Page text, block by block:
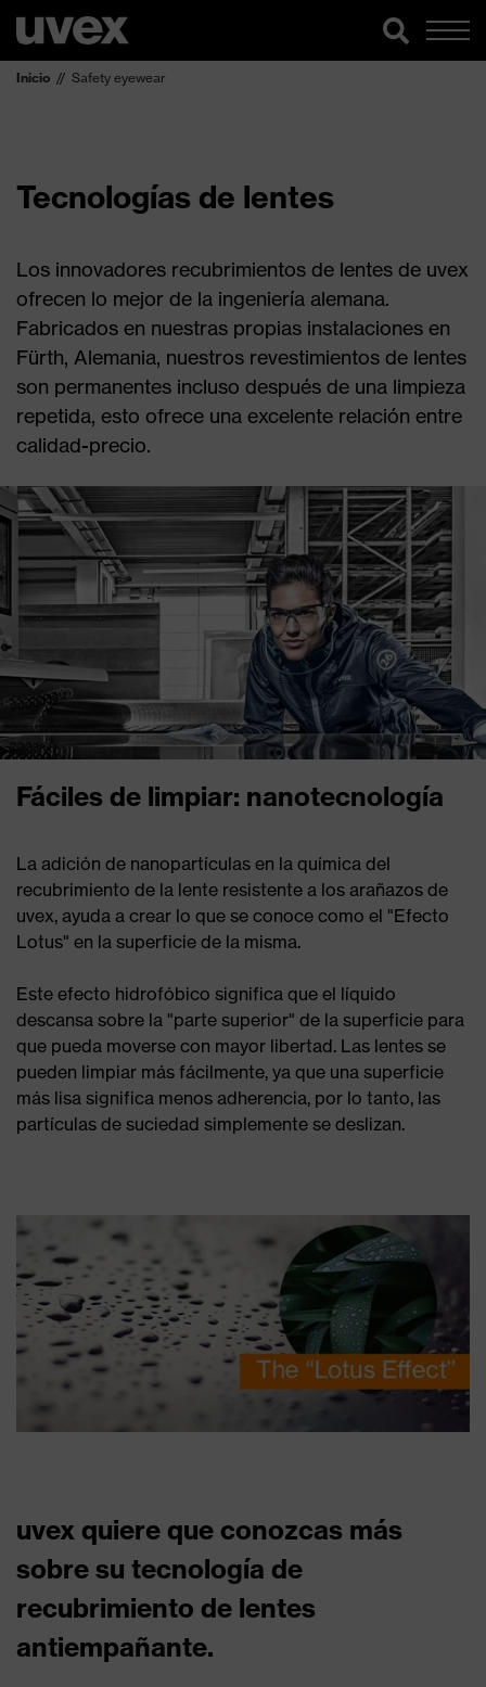
Inicio Safety eyewear
Tecnologías de lentes
Los innovadores recubrimientos de lentes de uvex
ofrecen lo mejor de la ingeniería alemana.
Fabricados en nuestras propias instalaciones en
Fürth, Alemania, nuestros revestimientos de lentes
son permanentes incluso después de una limpieza
repetida, esto ofrece una excelente relación entre
calidad-precio.
Fáciles de limpiar: nanotecnología
La adición de nanopartículas en la química del
recubrimiento de la lente resistente a los arañazos de
uvex, ayuda a crear lo que se conoce como el "Efecto
Lotus" en la superficie de la misma.
Este efecto hidrofóbico significa que el líquido
descansa sobre la "parte superior" de la superficie para
que pueda moverse con mayor libertad. Las lentes se
pueden limpiar más fácilmente, ya que una superficie
más lisa significa menos adherencia, por lo tanto, las
partículas de suciedad simplemente se deslizan.
uvex quiere que conozcas más
sobre su tecnología de
recubrimiento de lentes
antiempañante.